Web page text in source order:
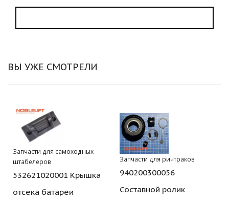
ВЫ УЖЕ СМОТРЕЛИ
Запчасти для самоходных
штабелеров
532621020001 Крышка
отсека батареи
Запчасти для ричтраков
940200300056
Составной ролик